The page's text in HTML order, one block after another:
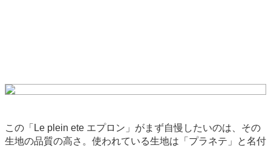
この「Le plein ete エプロン」がまず自慢したいのは、その
生地の品質の高さ。使われている生地は「プラネテ」と名付